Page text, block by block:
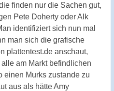
finden nur die Sachen gut,
Pete Doherty oder Alk
identifiziert sich nun mal
man sich die grafische
plattentest.de anschaut,
am Markt befindlichen
einen Murks zustande zu
aus als hätte Amy